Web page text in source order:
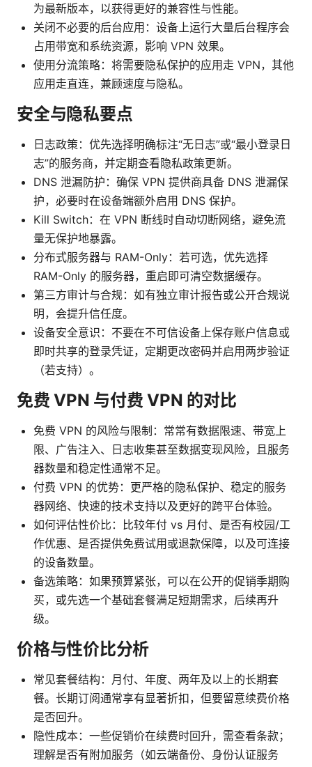
为最新版本，以获得更好的兼容性与性能。
关闭不必要的后台应用：设备上运行大量后台程序会
占用带宽和系统资源，影响 VPN 效果。
使用分流策略：将需要隐私保护的应用走 VPN，其他
应用走直连，兼顾速度与隐私。
安全与隐私要点
日志政策：优先选择明确标注“无日志”或“最小登录日
志”的服务商，并定期查看隐私政策更新。
DNS 泄漏防护：确保 VPN 提供商具备 DNS 泄漏保
护，必要时在设备端额外启用 DNS 保护。
Kill Switch：在 VPN 断线时自动切断网络，避免流
量无保护地暴露。
分布式服务器与 RAM-Only：若可选，优先选择
RAM-Only 的服务器，重启即可清空数据缓存。
第三方审计与合规：如有独立审计报告或公开合规说
明，会提升信任度。
设备安全意识：不要在不可信设备上保存账户信息或
即时共享的登录凭证，定期更改密码并启用两步验证
（若支持）。
免费 VPN 与付费 VPN 的对比
免费 VPN 的风险与限制：常常有数据限速、带宽上
限、广告注入、日志收集甚至数据变现风险，且服务
器数量和稳定性通常不足。
付费 VPN 的优势：更严格的隐私保护、稳定的服务
器网络、快速的技术支持以及更好的跨平台体验。
如何评估性价比：比较年付 vs 月付、是否有校园/工
作优惠、是否提供免费试用或退款保障，以及可连接
的设备数量。
备选策略：如果预算紧张，可以在公开的促销季期购
买，或先选一个基础套餐满足短期需求，后续再升
级。
价格与性价比分析
常见套餐结构：月付、年度、两年及以上的长期套
餐。长期订阅通常享有显著折扣，但要留意续费价格
是否回升。
隐性成本：一些促销价在续费时回升，需查看条款；
理解是否有附加服务（如云端备份、身份认证服务